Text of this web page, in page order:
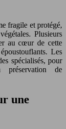
fragile et protégé,
Plusieurs
au cœur de cette
Les
spécialisés, pour
de
une